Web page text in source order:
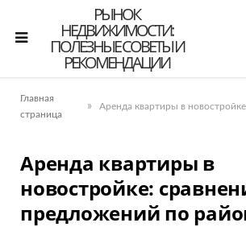
РЫНОК
НЕДВИЖИМОСТИ:
ПОЛЕЗНЫЕ СОВЕТЫ И
РЕКОМЕНДАЦИИ
Главная
страница
»
Аренда квартиры в
новостройке:
предложений по